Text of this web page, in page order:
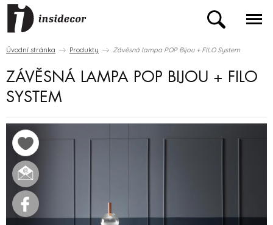
Úvodní stránka Produkty Závěsná lampa POP Bijou + FILO System
ZÁVĚSNÁ LAMPA POP BIJOU + FILO
SYSTEM